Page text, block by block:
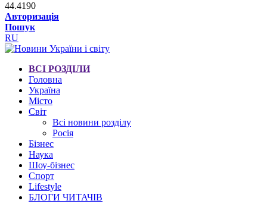
44.4190
Авторизація
Пошук
RU
ВСІ РОЗДІЛИ
Головна
Україна
Місто
Світ
Всі новини розділу
Росія
Бізнес
Наука
Шоу-бізнес
Спорт
Lifestyle
БЛОГИ ЧИТАЧІВ